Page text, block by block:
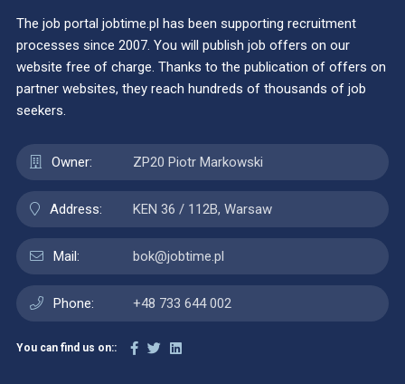
The job portal jobtime.pl has been supporting recruitment
processes since 2007. You will publish job offers on our
website free of charge. Thanks to the publication of offers on
partner websites, they reach hundreds of thousands of job
seekers.
Owner: ZP20 Piotr Markowski
Address: KEN 36 / 112B, Warsaw
Mail: bok@jobtime.pl
Phone: +48 733 644 002
You can find us on::